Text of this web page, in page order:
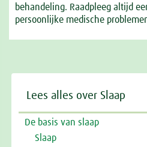
behandeling. Raadpleeg altijd
persoonlijke medische
Lees alles over Slaap
De basis van slaap
Slaap